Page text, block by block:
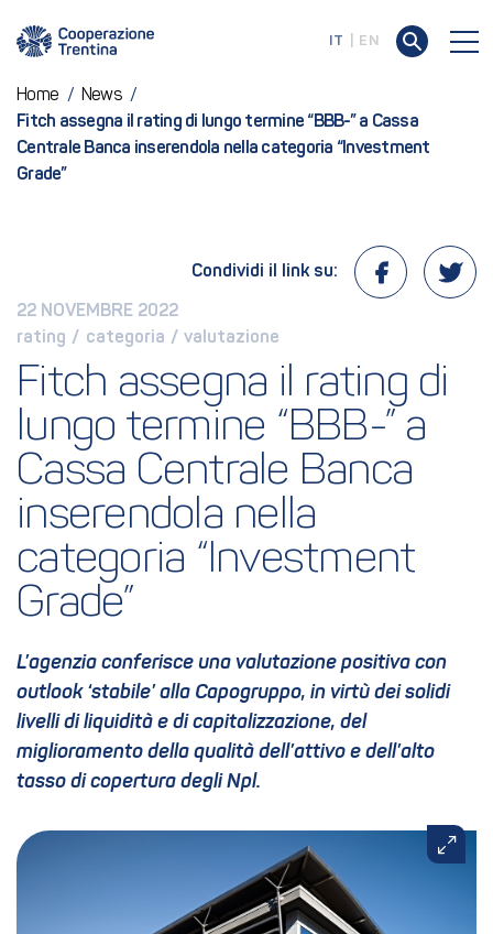
IT EN
Home / News /
Fitch assegna il rating di lungo termine “BBB-” a Cassa
Centrale Banca inserendola nella categoria “Investment
Grade”
22 NOVEMBRE 2022
rating / categoria / valutazione
Condividi il link su:
Fitch assegna il rating di
lungo termine “BBB-” a
Cassa Centrale Banca
inserendola nella
categoria “Investment
Grade”
L’agenzia conferisce una valutazione positiva con
outlook ‘stabile’ alla Capogruppo, in virtù dei solidi
livelli di liquidità e di capitalizzazione, del
miglioramento della qualità dell’attivo e dell’alto
tasso di copertura degli Npl.